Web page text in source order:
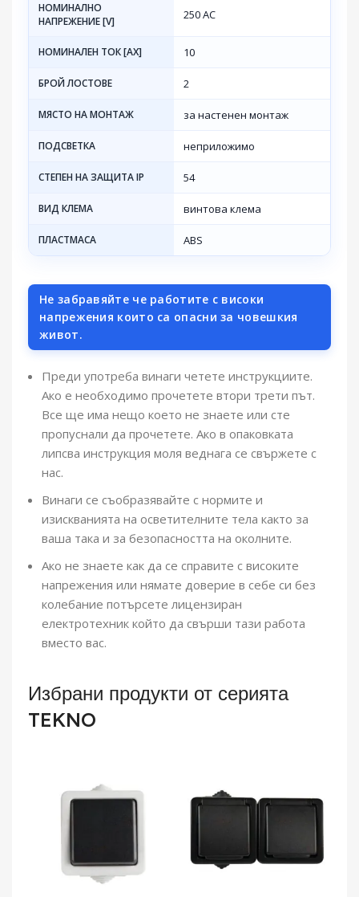
НОМИНАЛНО
НАПРЕЖЕНИЕ [V]
250 AC
НОМИНАЛЕН ТОК [AX] 10
БРОЙ ЛОСТОВЕ 2
МЯСТО НА МОНТАЖ за настенен монтаж
ПОДСВЕТКА неприложимо
СТЕПЕН НА ЗАЩИТА IP 54
ВИД КЛЕМА винтова клема
ПЛАСТМАСА ABS
Не забравяйте че работите с високи
напрежения които са опасни за човешкия
живот.
Преди употреба винаги четете инструкциите.
Ако е необходимо прочетете втори трети път.
Все ще има нещо което не знаете или сте
пропуснали да прочетете. Ако в опаковката
липсва инструкция моля веднага се свържете с
нас.
Винаги се съобразявайте с нормите и
изискванията на осветителните тела както за
ваша така и за безопасността на околните.
Ако не знаете как да се справите с високите
напрежения или нямате доверие в себе си без
колебание потърсете лицензиран
електротехник който да свърши тази работа
вместо вас.
Избрани продукти от серията
TEKNO